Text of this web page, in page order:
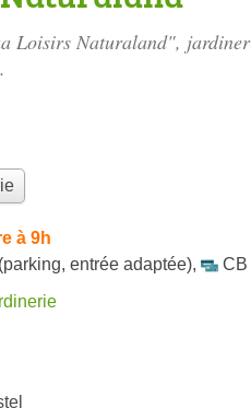
Loisirs Naturaland",
à 9h
(parking, entrée adaptée),
CB